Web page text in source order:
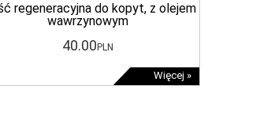
regeneracyjna do kopyt, z olejem
wawrzynowym
40.00PLN
Więcej »